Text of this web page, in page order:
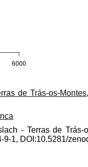
de Trás-os-Montes,
- Terras de Trás-
1, DOI:10.5281/